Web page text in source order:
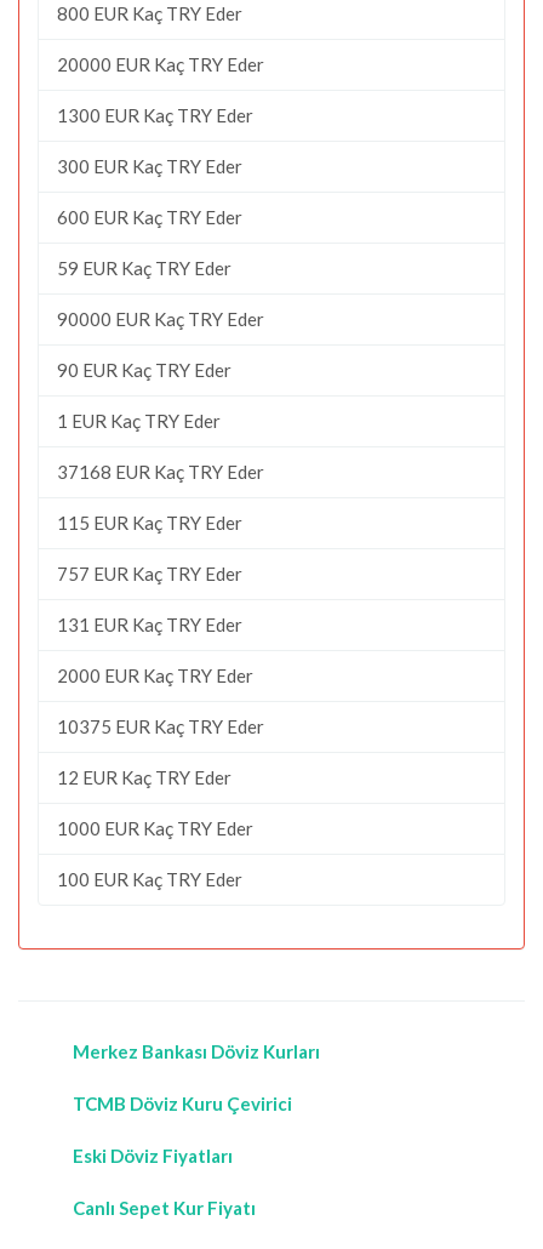
800 EUR Kaç TRY Eder
20000 EUR Kaç TRY Eder
1300 EUR Kaç TRY Eder
300 EUR Kaç TRY Eder
600 EUR Kaç TRY Eder
59 EUR Kaç TRY Eder
90000 EUR Kaç TRY Eder
90 EUR Kaç TRY Eder
1 EUR Kaç TRY Eder
37168 EUR Kaç TRY Eder
115 EUR Kaç TRY Eder
757 EUR Kaç TRY Eder
131 EUR Kaç TRY Eder
2000 EUR Kaç TRY Eder
10375 EUR Kaç TRY Eder
12 EUR Kaç TRY Eder
1000 EUR Kaç TRY Eder
100 EUR Kaç TRY Eder
Merkez Bankası Döviz Kurları
TCMB Döviz Kuru Çevirici
Eski Döviz Fiyatları
Canlı Sepet Kur Fiyatı